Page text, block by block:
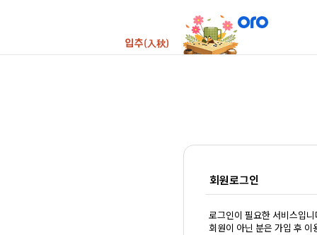
회원로그인
로그인이 필요한 서비스입니
회원이 아닌 분은 가입 후 이